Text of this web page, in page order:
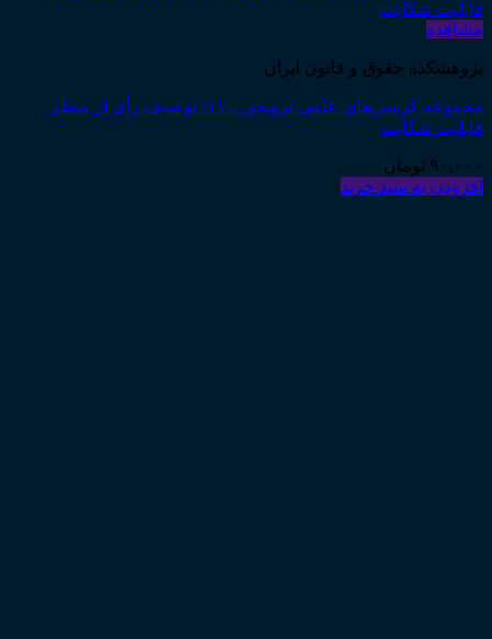
مشاهده
پژوهشکده حقوق و قانون ایران
مجموعه کرسی‌های علمی ترویجی ـ ۱۱؛ توصیف رأی از منظر
قابلیت شکایت
۹۰,۰۰۰ تومان
افزودن به سبد خرید